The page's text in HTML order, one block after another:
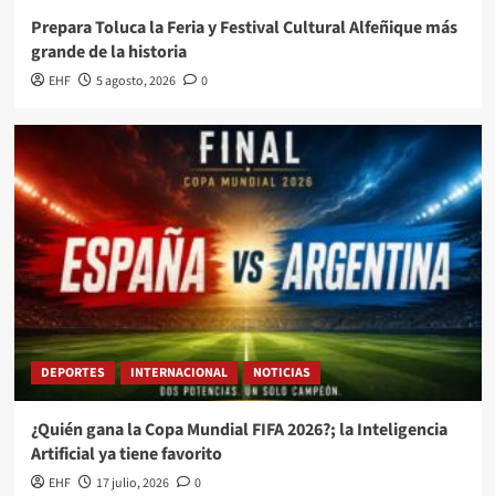
Prepara Toluca la Feria y Festival Cultural Alfeñique más
grande de la historia
EHF 5 agosto, 2026 0
DEPORTES INTERNACIONAL NOTICIAS
¿Quién gana la Copa Mundial FIFA 2026?; la Inteligencia
Artificial ya tiene favorito
EHF 17 julio, 2026 0